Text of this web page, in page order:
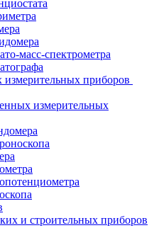
масс-спектрометра
приборов
измерительных
и строительных приборов